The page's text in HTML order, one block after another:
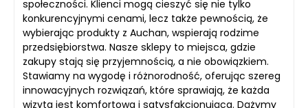
społeczności. Klienci mogą cieszyć się nie tylko
konkurencyjnymi cenami, lecz także pewnością, że
wybierając produkty z Auchan, wspierają rodzime
przedsiębiorstwa. Nasze sklepy to miejsca, gdzie
zakupy stają się przyjemnością, a nie obowiązkiem.
Stawiamy na wygodę i różnorodność, oferując szereg
innowacyjnych rozwiązań, które sprawiają, że każda
wizyta jest komfortowa i satysfakcjonująca. Dążymy